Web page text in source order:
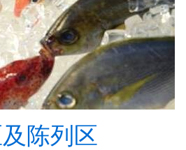
陈列区